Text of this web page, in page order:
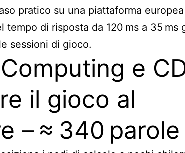
pratico su una piattaforma
tempo di risposta da 120 ms a 35 ms
sessioni di gioco.
e
il gioco al
– ≈ 340 parole